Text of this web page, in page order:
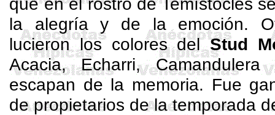
la alegría y de la emoción.
lucieron los colores delStud
Acacia, Echarri,
escapan de la memoria. Fue
de propietarios de la temporada